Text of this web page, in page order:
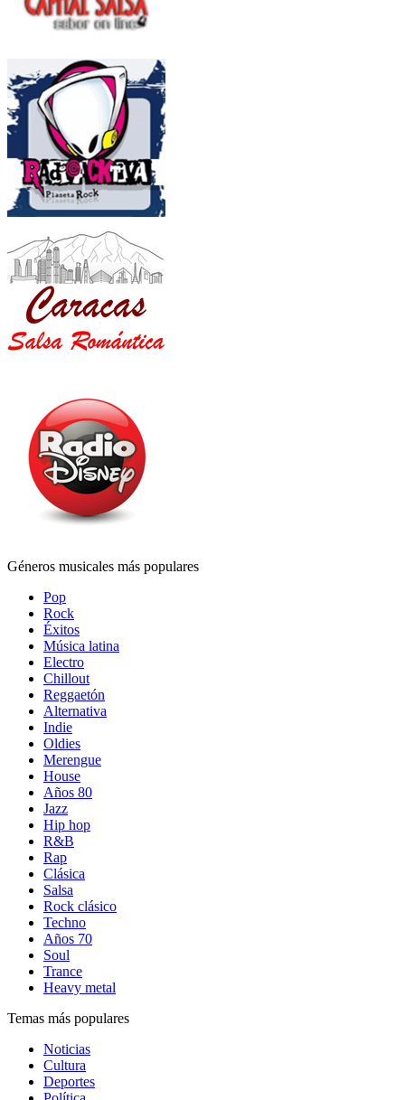
Géneros musicales más populares
Pop
Rock
Éxitos
Música latina
Electro
Chillout
Reggaetón
Alternativa
Indie
Oldies
Merengue
House
Años 80
Jazz
Hip hop
R&B
Rap
Clásica
Salsa
Rock clásico
Techno
Años 70
Soul
Trance
Heavy metal
Temas más populares
Noticias
Cultura
Deportes